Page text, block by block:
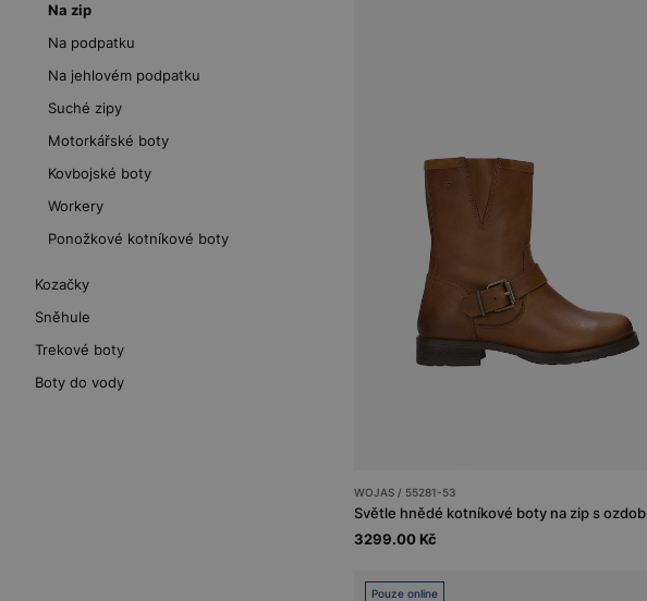
Na zip
Na podpatku
Na jehlovém podpatku
Suché zipy
Motorkářské boty
Kovbojské boty
Workery
Ponožkové kotníkové boty
Kozačky
Sněhule
Trekové boty
Boty do vody
WOJAS / 55281-53
3299.00 Kč
Pouze online